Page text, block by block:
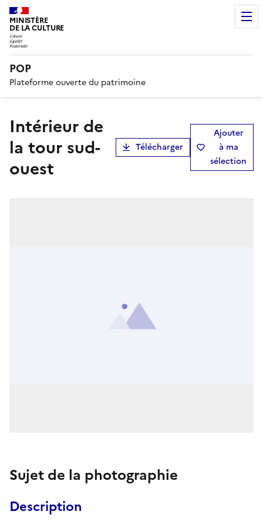
MINISTÈRE
DE LA CULTURE
POP
Plateforme ouverte du patrimoine
Intérieur de
la tour sud-
ouest
Télécharger
Ajouter
à ma
sélection
Sujet de la photographie
Description